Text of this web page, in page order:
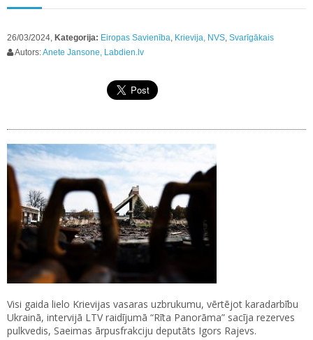
26/03/2024, Kategorija: Eiropas Savienība, Krievija, NVS, Svarīgākais
Autors:Anete Jansone, Labdien.lv
Visi gaida lielo Krievijas vasaras uzbrukumu, vērtējot karadarbību
Ukrainā, intervijā LTV raidījumā “Rīta Panorāma” sacīja rezerves
pulkvedis, Saeimas ārpusfrakciju deputāts Igors Rajevs.